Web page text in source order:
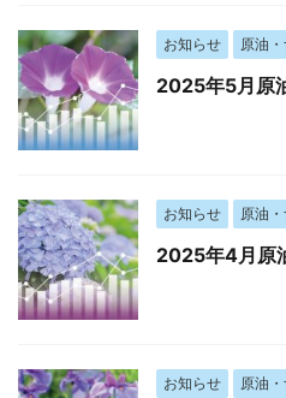
お知らせ 原油
2025年5月原
お知らせ 原油
2025年4月原
お知らせ 原油